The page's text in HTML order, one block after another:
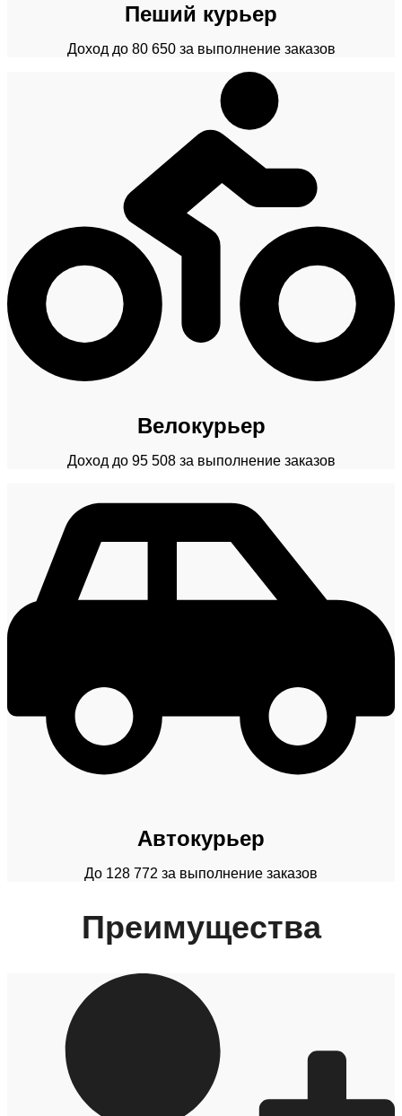
Пеший курьер
Доход до 80 650 за выполнение заказов
Велокурьер
Доход до 95 508 за выполнение заказов
Автокурьер
До 128 772 за выполнение заказов
Преимущества